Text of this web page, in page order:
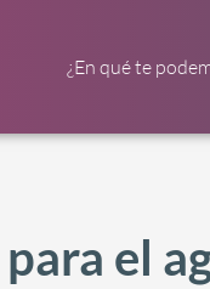
¿En qué te
el